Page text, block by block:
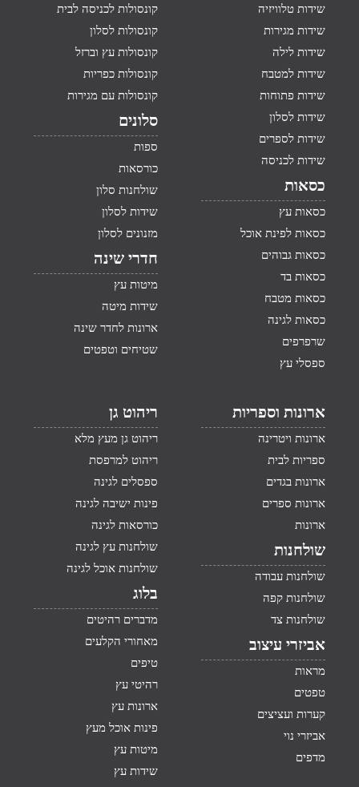
שידות טלוויזיה
שידות מגירות
שידות לילה
שידות למטבח
שידות פתוחות
שידות לסלון
שידות לספרים
שידות לכניסה
כסאות
כסאות עץ
כסאות לפינת אוכל
כסאות גבוהים
כסאות בד
כסאות מטבח
כסאות לגינה
שרפרפים
ספסלי עץ
קונסולות לכניסה לבית
קונסולות לסלון
קונסולות עץ וברזל
קונסולות כפריות
קונסולות עם מגירות
סלונים
ספות
כורסאות
שולחנות סלון
שידות לסלון
מזנונים לסלון
חדרי שינה
מיטות עץ
שידות מיטה
ארונות לחדר שינה
שטיחים וטפטים
ארונות וספריות
ארונות ויטרינה
ספריות לבית
ארונות בגדים
ארונות ספרים
ארונות
שולחנות
שולחנות עבודה
שולחנות קפה
שולחנות צד
אביזרי עיצוב
מראות
טפטים
קערות ועציצים
אביזרי נוי
מדפים
ריהוט גן
ריהוט גן מעץ מלא
ריהוט למרפסת
ספסלים לגינה
פינות ישיבה לגינה
כורסאות לגינה
שולחנות עץ לגינה
שולחנות אוכל לגינה
בלוג
מדברים רהיטים
מאחורי הקלעים
טיפים
רהיטי עץ
ארונות עץ
פינות אוכל מעץ
מיטות עץ
שידות עץ